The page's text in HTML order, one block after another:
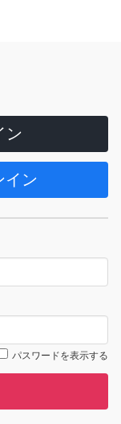
ン
イン
パスワードを表示する